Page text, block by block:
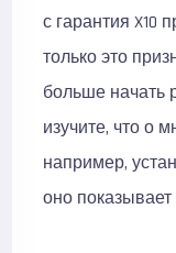
с гарантия X10
только это
больше начать
изучите, что о
например,
оно